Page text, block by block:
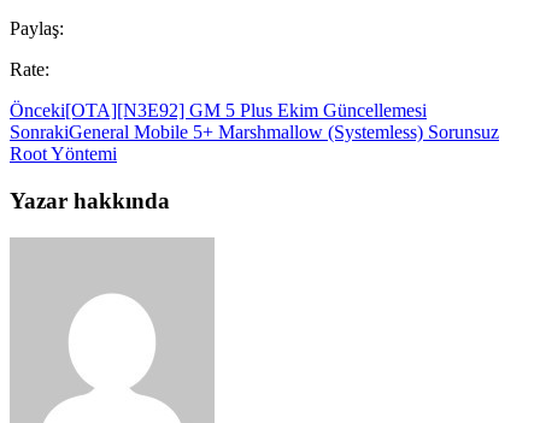
Paylaş:
Rate:
Önceki[OTA][N3E92] GM 5 Plus Ekim Güncellemesi
SonrakiGeneral Mobile 5+ Marshmallow (Systemless) Sorunsuz
Root Yöntemi
Yazar hakkında